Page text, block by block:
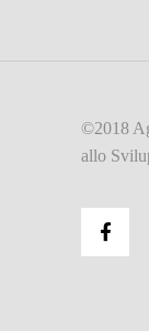
©2018
allo